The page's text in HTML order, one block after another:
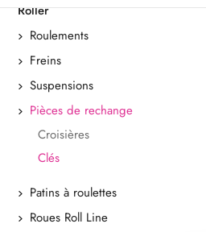
Roller
Roulements
Freins
Suspensions
Pièces de rechange
Croisières
Clés
Patins à roulettes
Roues Roll Line